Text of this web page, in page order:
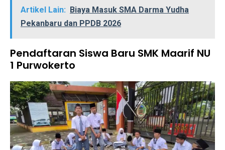
Artikel Lain: Biaya Masuk SMA Darma Yudha
Pekanbaru dan PPDB 2026
Pendaftaran Siswa Baru SMK Maarif NU
1 Purwokerto